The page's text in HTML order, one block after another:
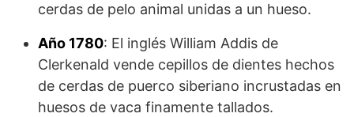
cerdas de pelo animal unidas a un hueso.
Año 1780: El inglés William Addis de
Clerkenald vende cepillos de dientes hechos
de cerdas de puerco siberiano incrustadas en
huesos de vaca finamente tallados.